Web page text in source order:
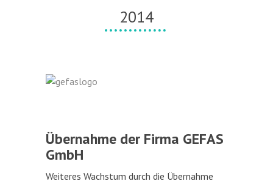
2014
Übernahme der Firma GEFAS
GmbH
Weiteres Wachstum durch die Übernahme